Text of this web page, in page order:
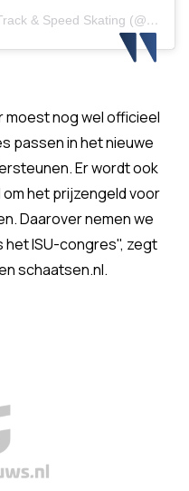
Een bericht gedeeld door Short Track & Speed Skating (@isuspeedskating)
moest nog wel officieel
passen in het nieuwe
Er wordt ook
het prijzengeld voor
Daarover nemen we
het ISU-congres", zegt
schaatsen.nl.